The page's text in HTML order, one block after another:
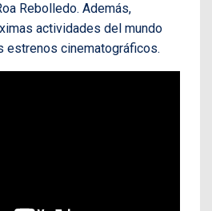
Rebolledo. Además,
actividades del mundo
estrenos cinematográficos.